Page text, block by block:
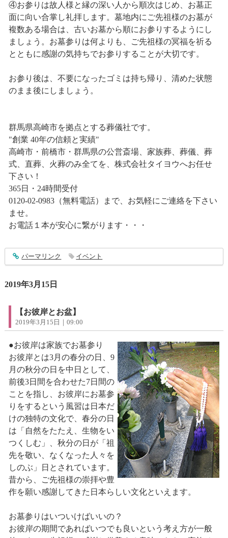
④お参りは故人様と縁の深い人から順次はじめ、お墓正
面に向い合掌し礼拝します。墓地内にご先祖様のお墓が
複数ある場合は、古いお墓から順にお参りするようにし
ましょう。お墓参りは何よりも、ご先祖様の冥福を祈る
とともに感謝の気持ちでお参りすることが大切です。
お参り後は、不要になったゴミは持ち帰り、清めた状態
のまま後にしましょう。
群馬県高崎市を拠点とする葬儀社です。
"創業 40年の信頼と実績"
高崎市・前橋市・群馬県の公営斎場、家族葬、葬儀、葬
式、直葬、火葬のみ全てを、株式会社タイヨウへお任せ
下さい！
365日・24時間受付
0120-02-0983（無料電話）まで、お気軽にご連絡を下さい
ませ。
お電話１本が安心に繋がります・・・
entry1824
パーマリンク イベント
2019年3月15日
【お彼岸とお盆】
2019年3月15日｜09:00
●お彼岸は家族でお墓参り
お彼岸とは3月の春分の日、9
月の秋分の日を中日として、
前後3日間を合わせた7日間の
ことを指し、お彼岸にお墓参
りをするという風習は日本だ
けの独特の文化で、春分の日
は「自然をたたえ、生物をい
つくしむ」、秋分の日が「祖
先を敬い、なくなった人々を
しのぶ」日とされています。
昔から、ご先祖様の崇拝や豊
作を願い感謝してきた日本らしい文化といえます。
お墓参りはいついけばいいの？
お彼岸の期間であればいつでも良いという考え方が一般